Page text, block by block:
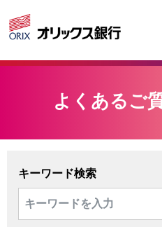
よくあるご
キーワード検索